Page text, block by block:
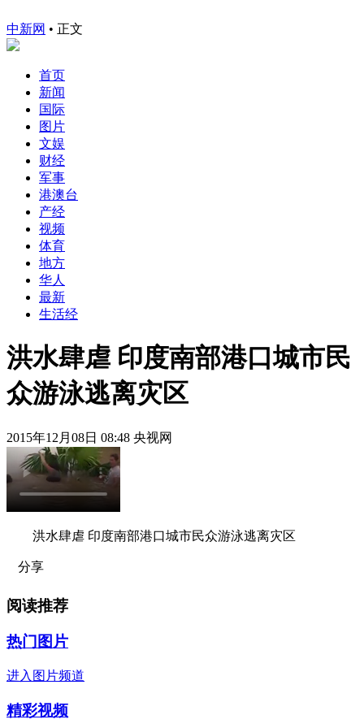
中新网 • 正文
首页
新闻
国际
图片
文娱
财经
军事
港澳台
产经
视频
体育
地方
华人
最新
生活经
洪水肆虐 印度南部港口城市民
众游泳逃离灾区
2015年12月08日 08:48 央视网
洪水肆虐 印度南部港口城市民众游泳逃离灾区
分享
阅读推荐
热门图片
进入图片频道
精彩视频